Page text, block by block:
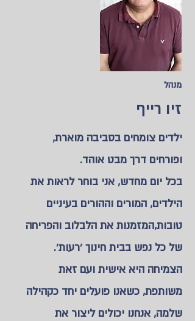
מנהל
זיו רייף
ילדים צומחים בסביבה מוארת,
ופורחים דרך מבט אוהד.
בכל יום מחדש, אני בוחר לראות את
הילדים, המורים וההורים בעיניים
טובות,המזמנות את הלבלוב והפריחה
של כל נפש בבית חינוך 'רעות'.
הצמיחה היא אישית ועם זאת
משותפת, כשאנו פועלים יחד כקהילה
שלמה, אנחנו יכולים ליצור את